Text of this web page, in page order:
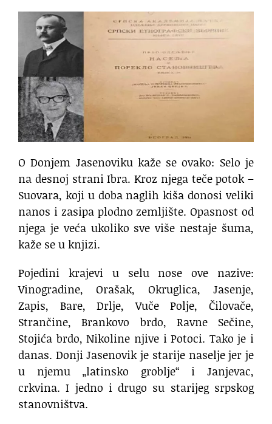
O Donjem Jasenoviku kaže se ovako: Selo je
na desnoj strani Ibra. Kroz njega teče potok –
Suovara, koji u doba naglih kiša donosi veliki
nanos i zasipa plodno zemljište. Opasnost od
njega je veća ukoliko sve više nestaje šuma,
kaže se u knjizi.
Pojedini krajevi u selu nose ove nazive:
Vinogradine, Orašak, Okruglica, Jasenje,
Zapis, Bare, Drlje, Vuče Polje, Čilovače,
Strančine, Brankovo brdo, Ravne Sečine,
Stojića brdo, Nikoline njive i Potoci. Tako je i
danas. Donji Jasenovik je starije naselje jer je
u njemu „latinsko groblje“ i Janjevac,
crkvina. I jedno i drugo su starijeg srpskog
stanovništva.